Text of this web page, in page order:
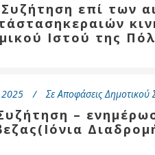
Συζήτηση επί των
Ιστού της
2025 Σε Αποφάσεις Δημοτικού
–